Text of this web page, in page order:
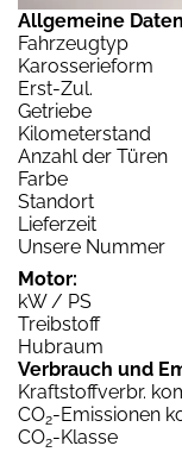
Allgemeine
Fahrzeugtyp
Karosserieform
Erst-Zul.
Getriebe
Kilometerstand
Anzahl der Türen
Farbe
Standort
Lieferzeit
Unsere Nummer
Motor:
kW / PS
Treibstoff
Hubraum
Verbrauch und
Kraftstoffverbr.
CO2-Emissionen
CO2-Klasse